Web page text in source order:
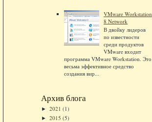
VMware Workstation
8 Network
В двойку лидеров
по известности
среди продуктов
VMware входит
программа VMware Workstation. Это
весьма эффективное средство
создания вир...
Архив блога
► 2021 (1)
► 2015 (5)